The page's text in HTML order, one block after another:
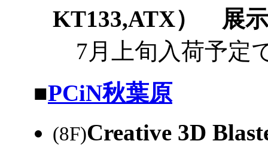
KT133,ATX） 展
7月上旬入荷予定
■PCiN秋葉原
(8F)Creative 3D